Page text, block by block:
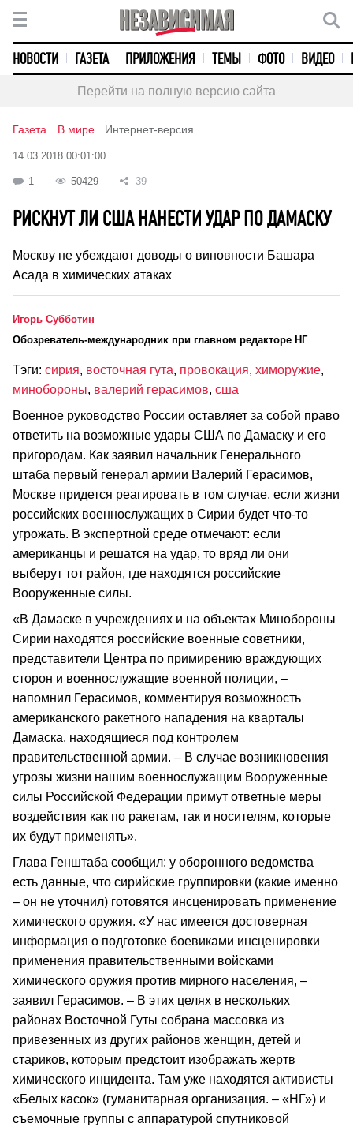
НОВОСТИ ГАЗЕТА ПРИЛОЖЕНИЯ ТЕМЫ ФОТО ВИДЕО
Перейти на полную версию сайта
Газета В мире Интернет-версия
14.03.2018 00:01:00
1 50429 39
РИСКНУТ ЛИ США НАНЕСТИ УДАР ПО ДАМАСКУ
Москву не убеждают доводы о виновности Башара
Асада в химических атаках
Игорь Субботин
Обозреватель-международник при главном редакторе НГ
Тэги: сирия, восточная гута, провокация, химоружие,
минобороны, валерий герасимов, сша
Военное руководство России оставляет за собой право
ответить на возможные удары США по Дамаску и его
пригородам. Как заявил начальник Генерального
штаба первый генерал армии Валерий Герасимов,
Москве придется реагировать в том случае, если жизни
российских военнослужащих в Сирии будет что-то
угрожать. В экспертной среде отмечают: если
американцы и решатся на удар, то вряд ли они
выберут тот район, где находятся российские
Вооруженные силы.
«В Дамаске в учреждениях и на объектах Минобороны
Сирии находятся российские военные советники,
представители Центра по примирению враждующих
сторон и военнослужащие военной полиции, –
напомнил Герасимов, комментируя возможность
американского ракетного нападения на кварталы
Дамаска, находящиеся под контролем
правительственной армии. – В случае возникновения
угрозы жизни нашим военнослужащим Вооруженные
силы Российской Федерации примут ответные меры
воздействия как по ракетам, так и носителям, которые
их будут применять».
Глава Генштаба сообщил: у оборонного ведомства
есть данные, что сирийские группировки (какие именно
– он не уточнил) готовятся инсценировать применение
химического оружия. «У нас имеется достоверная
информация о подготовке боевиками инсценировки
применения правительственными войсками
химического оружия против мирного населения, –
заявил Герасимов. – В этих целях в нескольких
районах Восточной Гуты собрана массовка из
привезенных из других районов женщин, детей и
стариков, которым предстоит изображать жертв
химического инцидента. Там уже находятся активисты
«Белых касок» (гуманитарная организация. – «НГ») и
съемочные группы с аппаратурой спутниковой